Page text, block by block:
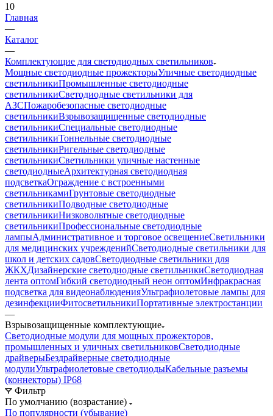
10
Главная
—
Каталог
—
Комплектующие для светодиодных светильников
Мощные светодиодные прожекторыУличные светодиодные
светильникиПромышленные светодиодные
светильникиСветодиодные светильники для
АЗСПожаробезопасные светодиодные
светильникиВзрывозащищенные светодиодные
светильникиСпециальные светодиодные
светильникиТоннельные светодиодные
светильникиРигельные светодиодные
светильникиСветильники уличные настенные
светодиодныеАрхитектурная светодиодная
подсветкаОграждение с встроенными
светильникамиГрунтовые светодиодные
светильникиПодводные светодиодные
светильникиНизковольтные светодиодные
светильникиПрофессиональные светодиодные
лампыАдминистративное и торговое освещениеСветильники
для медицинских учрежденийСветодиодные светильники для
школ и детских садовСветодиодные светильники для
ЖКХДизайнерские светодиодные светильникиСветодиодная
лента оптомГибкий светодиодный неон оптомИнфракрасная
подсветка для видеонаблюденияУльтрафиолетовые лампы для
дезинфекцииФитосветильникиПортативные электростанции
—
Взрывозащищенные комплектующие
Светодиодные модули для мощных прожекторов,
промышленных и уличных светильниковСветодиодные
драйверыБездрайверные светодиодные
модулиУльтрафиолетовые светодиодыКабельные разъемы
(коннекторы) IP68
Фильтр
По умолчанию (возрастание)
По популярности (убывание)